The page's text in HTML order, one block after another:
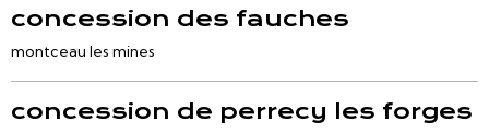
concession des fauches
montceau les mines
concession de perrecy les forges